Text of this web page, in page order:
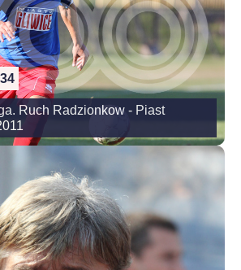
34
Ruch Radzionkow - Piast